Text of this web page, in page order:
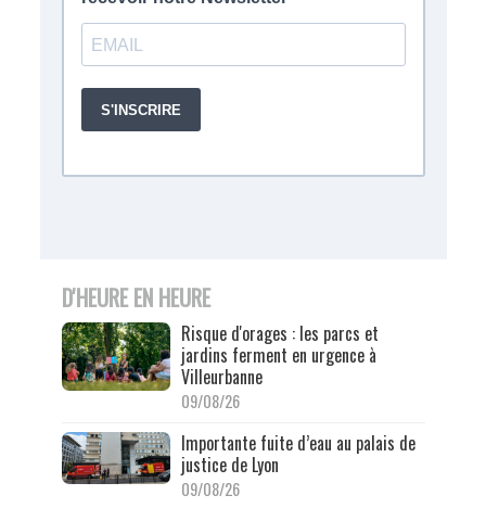
D'HEURE EN HEURE
Risque d'orages : les parcs et
jardins ferment en urgence à
Villeurbanne
09/08/26
Importante fuite d’eau au palais de
justice de Lyon
09/08/26